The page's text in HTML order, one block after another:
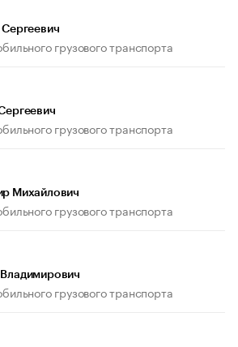
грузового транспорта
грузового транспорта
Михайлович
грузового транспорта
грузового транспорта